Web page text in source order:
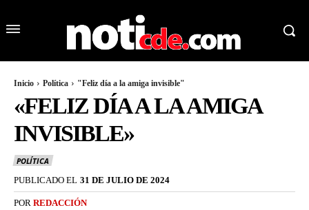
Inicio Política "Feliz día a la amiga invisible"
«FELIZ DÍA A LA AMIGA
INVISIBLE»
POLÍTICA
PUBLICADO EL 31 DE JULIO DE 2024
POR REDACCIÓN